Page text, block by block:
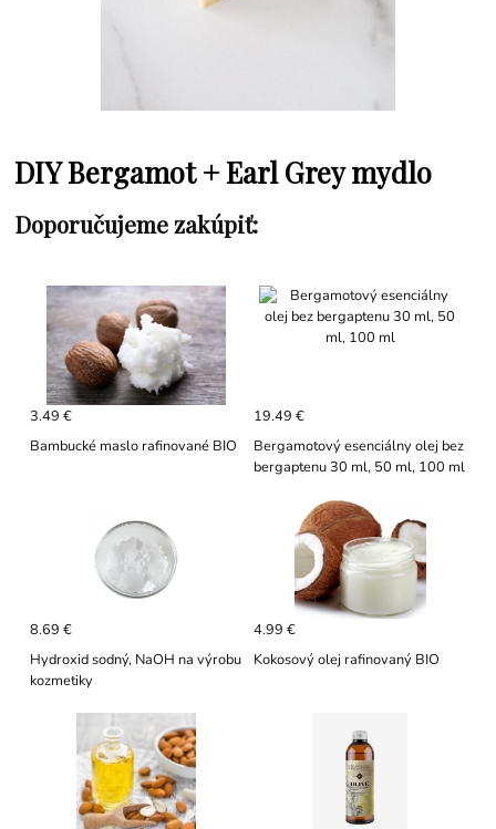
DIY Bergamot + Earl Grey mydlo
Doporučujeme zakúpiť:
3.49 €
Bambucké maslo rafinované BIO
19.49 €
Bergamotový esenciálny olej bez
bergaptenu 30 ml, 50 ml, 100 ml
8.69 €
Hydroxid sodný, NaOH na výrobu
kozmetiky
4.99 €
Kokosový olej rafinovaný BIO